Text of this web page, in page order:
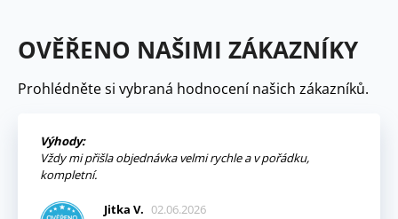
OVĚŘENO NAŠIMI ZÁKAZNÍKY
Prohlédněte si vybraná hodnocení našich zákazníků.
Výhody:
Vždy mi přišla objednávka velmi rychle a v pořádku,
kompletní.
Jitka V. 02.06.2026